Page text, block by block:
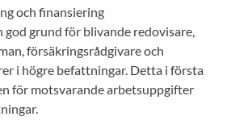
och finansiering
god grund för blivande redovisare,
försäkringsrådgivare och
i högre befattningar. Detta i första
för motsvarande arbetsuppgifter